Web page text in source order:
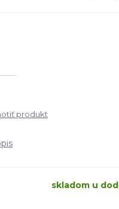
produkt
skladom u